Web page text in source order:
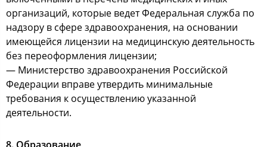
организаций, которые ведет Федеральная служба по
надзору в сфере здравоохранения, на основании
имеющейся лицензии на медицинскую деятельность
без переоформления лицензии;
— Министерство здравоохранения Российской
Федерации вправе утвердить минимальные
требования к осуществлению указанной
деятельности.